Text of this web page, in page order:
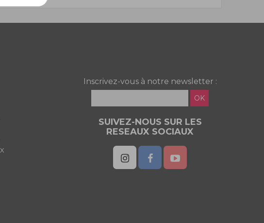
Inscrivez-vous à notre newsletter :
OK
SUIVEZ-NOUS SUR LES
RESEAUX SOCIAUX